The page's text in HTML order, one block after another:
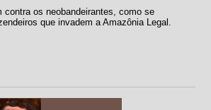
contra os neobandeirantes, como se
que invadem a Amazônia Legal.